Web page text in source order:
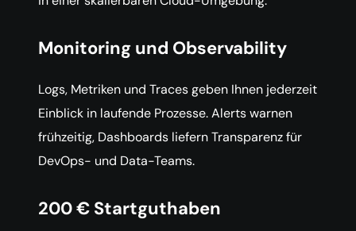
Monitoring und Observability
Logs, Metriken und Traces geben Ihnen jederzeit
Einblick in laufende Prozesse. Alerts warnen
frühzeitig, Dashboards liefern Transparenz für
DevOps- und Data-Teams.
200 € Startguthaben